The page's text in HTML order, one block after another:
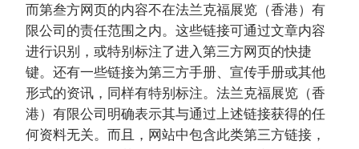
而第叁方网页的内容不在法兰克福展览（香港）有
限公司的责任范围之内。这些链接可通过文章内容
进行识别，或特别标注了进入第三方网页的快捷
键。还有一些链接为第三方手册、宣传手册或其他
形式的资讯，同样有特别标注。法兰克福展览（香
港）有限公司明确表示其与通过上述链接获得的任
何资料无关。而且，网站中包含此类第三方链接，